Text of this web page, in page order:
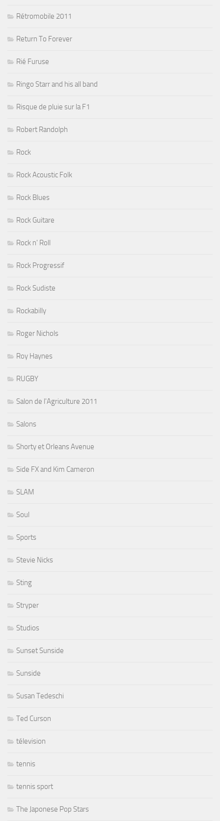
Rétromobile 2011
Return To Forever
Rié Furuse
Ringo Starr and his all band
Risque de pluie sur la F1
Robert Randolph
Rock
Rock Acoustic Folk
Rock Blues
Rock Guitare
Rock n' Roll
Rock Progressif
Rock Sudiste
Rockabilly
Roger Nichols
Roy Haynes
RUGBY
Salon de l'Agriculture 2011
Salons
Shorty et Orleans Avenue
Side FX and Kim Cameron
SLAM
Soul
Sports
Stevie Nicks
Sting
Stryper
Studios
Sunset Sunside
Sunside
Susan Tedeschi
Ted Curson
télevision
tennis
tennis sport
The Japonese Pop Stars